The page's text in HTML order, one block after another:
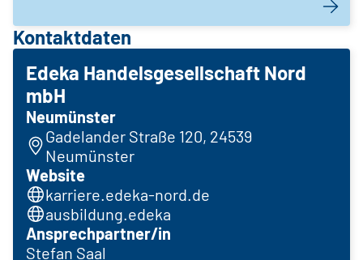
Kontaktdaten
Edeka Handelsgesellschaft Nord
mbH
Neumünster
Gadelander Straße 120, 24539
Neumünster
Website
karriere.edeka-nord.de
ausbildung.edeka
Ansprechpartner/in
Stefan Saal